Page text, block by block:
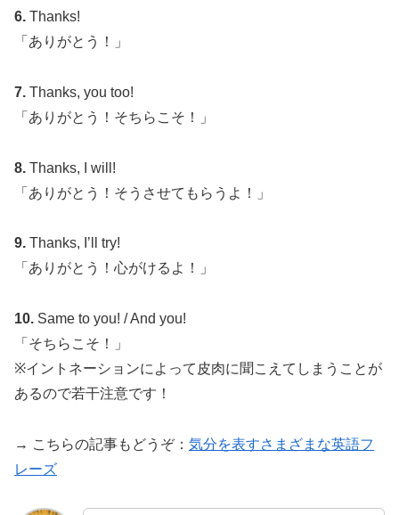
6. Thanks!
「ありがとう！」
7. Thanks, you too!
「ありがとう！そちらこそ！」
8. Thanks, I will!
「ありがとう！そうさせてもらうよ！」
9. Thanks, I’ll try!
「ありがとう！心がけるよ！」
10. Same to you! / And you!
「そちらこそ！」
※イントネーションによって皮肉に聞こえてしまうことが
あるので若干注意です！
→ こちらの記事もどうぞ： 気分を表すさまざまな英語フ
レーズ